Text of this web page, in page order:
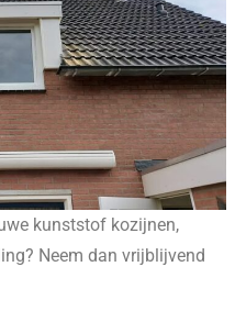
kunststof kozijnen,
Neem dan vrijblijvend